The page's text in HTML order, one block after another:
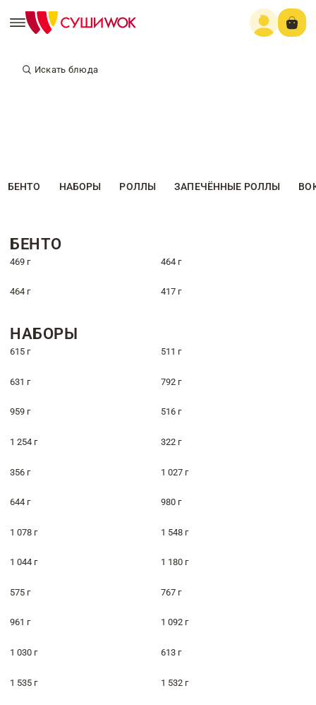
Искать блюда
БЕНТО НАБОРЫ РОЛЛЫ ЗАПЕЧЁННЫЕ РОЛЛЫ
БЕНТО
469 г 464 г
464 г 417 г
НАБОРЫ
615 г 511 г
631 г 792 г
959 г 516 г
1 254 г 322 г
356 г 1 027 г
644 г 980 г
1 078 г 1 548 г
1 044 г 1 180 г
575 г 767 г
961 г 1 092 г
1 030 г 613 г
1 535 г 1 532 г